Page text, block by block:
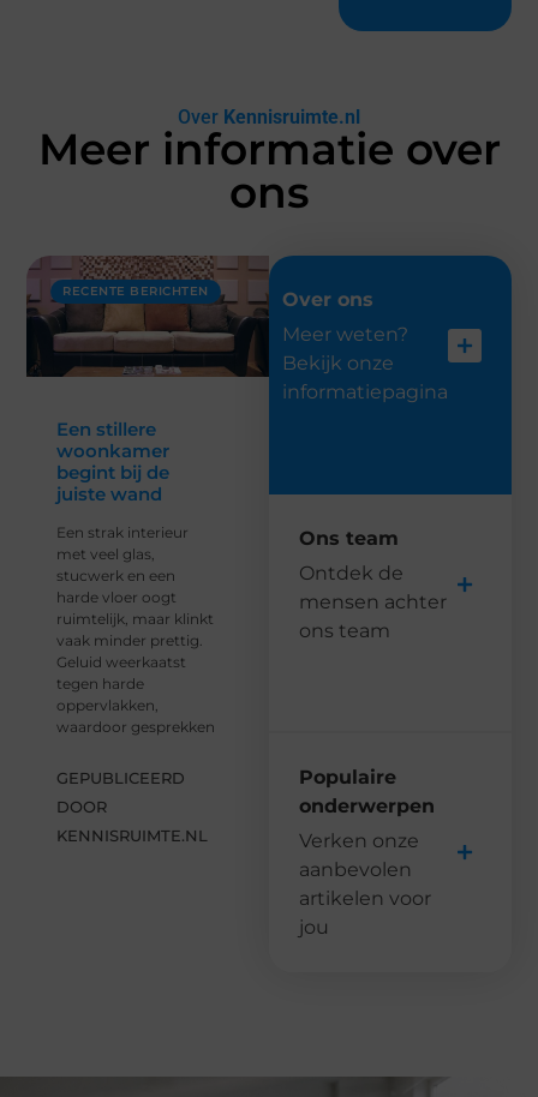
Over Kennisruimte.nl
Meer informatie over
ons
RECENTE BERICHTEN
Een stillere
woonkamer
begint bij de
juiste wand
Een strak interieur
met veel glas,
stucwerk en een
harde vloer oogt
ruimtelijk, maar klinkt
vaak minder prettig.
Geluid weerkaatst
tegen harde
oppervlakken,
waardoor gesprekken
GEPUBLICEERD
DOOR
KENNISRUIMTE.NL
Over ons
Meer weten?
Bekijk onze
informatiepagina
Ons team
Ontdek de
mensen achter
ons team
Populaire
onderwerpen
Verken onze
aanbevolen
artikelen voor
jou